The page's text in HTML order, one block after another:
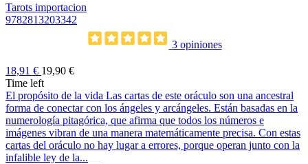
Tarots importacion
9782813203342
3 opiniones
18,91 € 19,90 €
Time left
El propósito de la vida Las cartas de este oráculo son una ancestral
forma de conectar con los ángeles y arcángeles. Están basadas en la
numerología pitagórica, que afirma que todos los números e
imágenes vibran de una manera matemáticamente precisa. Con estas
cartas del oráculo no hay lugar a errores, porque operan junto con la
infalible ley de la...